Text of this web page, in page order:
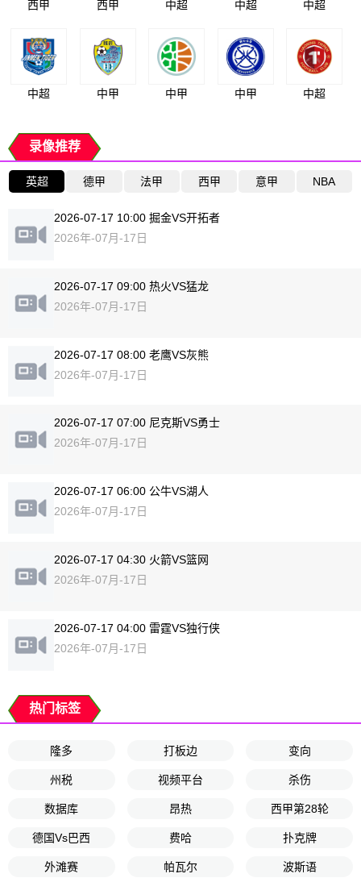
西甲 西甲 中超 中超 中超
中超 中甲 中甲 中甲 中超
录像推荐
英超 德甲 法甲 西甲 意甲 NBA
2026-07-17 10:00 掘金VS开拓者
2026年-07月-17日
2026-07-17 09:00 热火VS猛龙
2026年-07月-17日
2026-07-17 08:00 老鹰VS灰熊
2026年-07月-17日
2026-07-17 07:00 尼克斯VS勇士
2026年-07月-17日
2026-07-17 06:00 公牛VS湖人
2026年-07月-17日
2026-07-17 04:30 火箭VS篮网
2026年-07月-17日
2026-07-17 04:00 雷霆VS独行侠
2026年-07月-17日
热门标签
隆多 打板边 变向
州税 视频平台 杀伤
数据库 昂热 西甲第28轮
德国Vs巴西 费哈 扑克牌
外滩赛 帕瓦尔 波斯语